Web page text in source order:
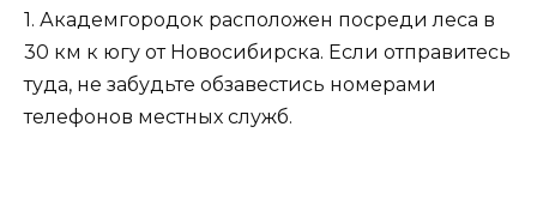
1. Академгородок расположен посреди леса в
30 км к югу от Новосибирска. Если отправитесь
туда, не забудьте обзавестись номерами
телефонов местных служб.